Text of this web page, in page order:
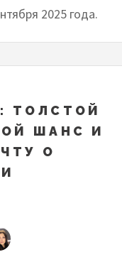
2025 года.
ТОЛСТОЙ
ШАНС И
О